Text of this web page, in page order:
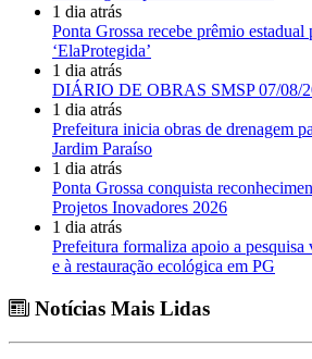
1 dia atrás
Ponta Grossa recebe prêmio estadual
‘ElaProtegida’
1 dia atrás
DIÁRIO DE OBRAS SMSP 07/08/
1 dia atrás
Prefeitura inicia obras de drenagem
Jardim Paraíso
1 dia atrás
Ponta Grossa conquista
Projetos Inovadores 2026
1 dia atrás
Prefeitura formaliza apoio a
e à restauração ecológica em PG
Notícias Mais Lidas